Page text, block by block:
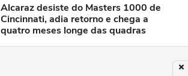
Alcaraz desiste do Masters 1000 de
Cincinnati, adia retorno e chega a
quatro meses longe das quadras